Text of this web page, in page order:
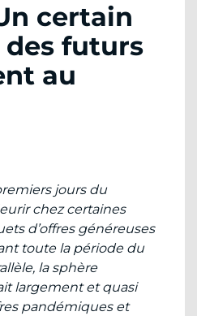
certain
futurs
au
jours du
chez certaines
d’offres généreuses
toute la période du
la sphère
largement et quasi
pandémiques et